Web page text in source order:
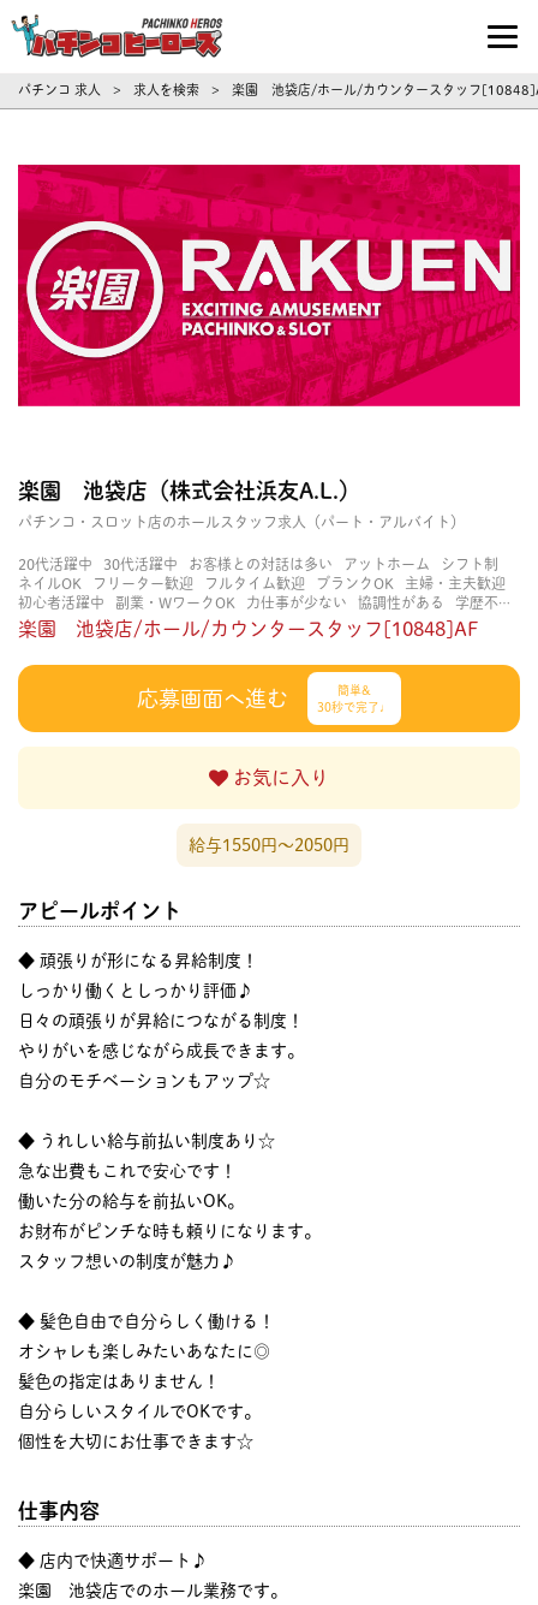
パチンコ求人・転職ならパチンコヒーロ
パチンコ 求人 > 求人を検索 > 楽園 池袋店/ホール/カウンタースタッフ
楽園 池袋店（株式会社浜友A.L.）
パチンコ・スロット店のホールスタッフ求人（パート・アルバイト）
20代活躍中 30代活躍中 お客様との対話は多い アットホーム
シフト制
ネイルOK
フリーター歓迎 フルタイム歓迎 ブランクOK
主婦・主夫歓迎
初心者活躍中
副業・WワークOK 力仕事が少ない 協調性がある
学歴不問
扶養内勤務OK
知識・経験不要 研修あり 立ち仕事
経験者・有資格者歓
迎
茶髪OK 賑やかな職場 週4日以上OK 長く働ける 長期歓迎 髪色自由
楽園 池袋店/ホール/カウンタースタッフ[10848]AF
応募画面へ進む
簡単&
30秒で完了♩
お気に入り
給与1550円〜2050円
アピールポイント
◆ 頑張りが形になる昇給制度！
しっかり働くとしっかり評価♪
日々の頑張りが昇給につながる制度！
やりがいを感じながら成長できます。
自分のモチベーションもアップ☆
◆ うれしい給与前払い制度あり☆
急な出費もこれで安心です！
働いた分の給与を前払いOK。
お財布がピンチな時も頼りになります。
スタッフ想いの制度が魅力♪
◆ 髪色自由で自分らしく働ける！
オシャレも楽しみたいあなたに◎
髪色の指定はありません！
自分らしいスタイルでOKです。
個性を大切にお仕事できます☆
仕事内容
◆ 店内で快適サポート♪
楽園 池袋店でのホール業務です。